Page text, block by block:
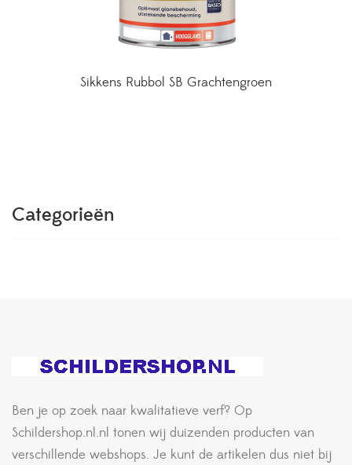
Sikkens Rubbol SB Grachtengroen
Categorieën
Ben je op zoek naar kwalitatieve verf? Op
Schildershop.nl.nl tonen wij duizenden producten van
verschillende webshops. Je kunt de artikelen dus niet bij